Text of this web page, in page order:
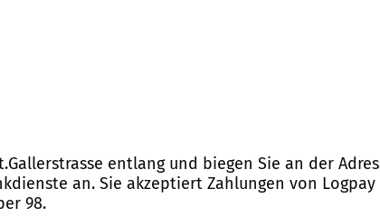
entlang und biegen Sie an der
an. Sie akzeptiert Zahlungen von
98.